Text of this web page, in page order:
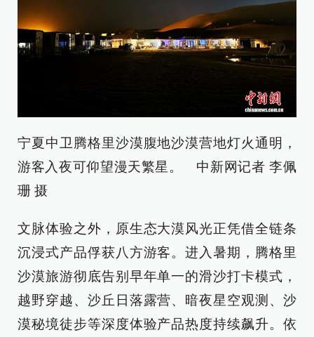
宁夏中卫腾格里沙漠腹地沙漠营地灯火通明，
游客入夜可仰望漫天繁星。 中新网记者 李佩
珊 摄
文脉体验之外，原生态大漠风光正凭借全链条
沉浸式产品俘获八方游客。进入暑期，腾格里
沙漠旅游彻底告别早年单一的滑沙打卡模式，
越野穿越、沙丘日落露营、暗夜星空观测、沙
漠秘境徒步等深度体验产品热度持续飙升。依